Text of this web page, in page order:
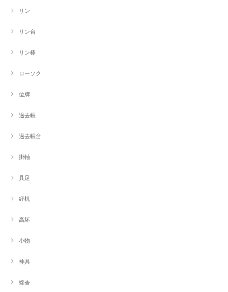
リン
リン台
リン棒
ローソク
位牌
過去帳
過去帳台
掛軸
具足
経机
高坏
小物
神具
線香